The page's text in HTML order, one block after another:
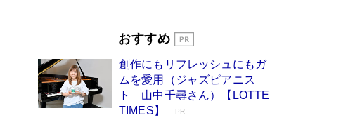
「『火垂るの墓』は、大嘘である」原作者が抱き
続けた“自責の念”とは…「自己憐憫は描きたくな
い」監督が徹底的にこだわったこと（後編） #
戦争の記憶
Book Bang
おすすめ
創作にもリフレッシュにもガ
ムを愛用（ジャズピアニス
ト 山中千尋さん）【LOTTE
TIMES】
PR